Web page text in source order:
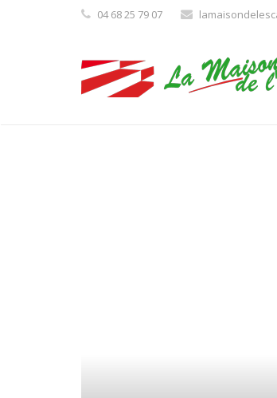
04 68 25 79 07